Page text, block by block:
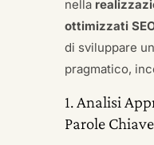
nella
ottimizzati
di sviluppare
pragmatico,
1. Analisi
Parole